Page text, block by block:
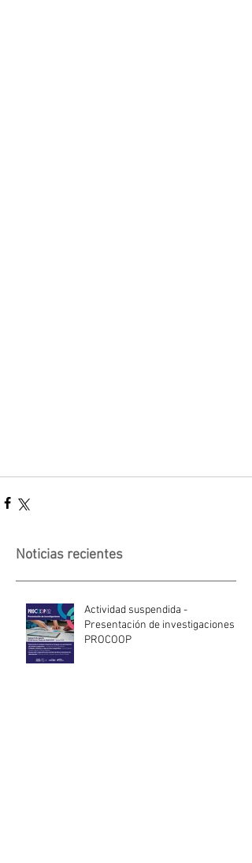
Noticias recientes
Actividad suspendida -
Presentación de investigaciones -
PROCOOP